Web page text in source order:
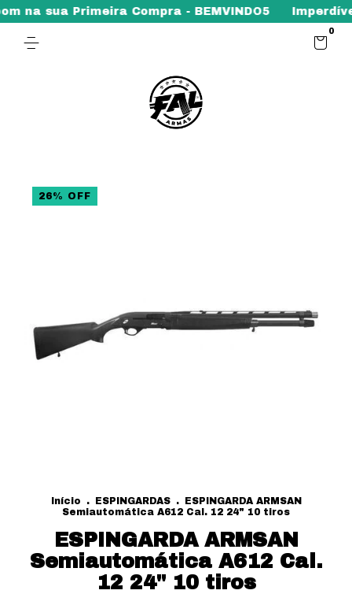
Primeira Compra - BEMVINDO5 Imperdível -
0
26% OFF
Início . ESPINGARDAS .
ESPINGARDA ARMSAN
Semiautomática A612 Cal. 12 24" 10 tiros
ESPINGARDA ARMSAN
Semiautomática A612 Cal.
12 24" 10 tiros